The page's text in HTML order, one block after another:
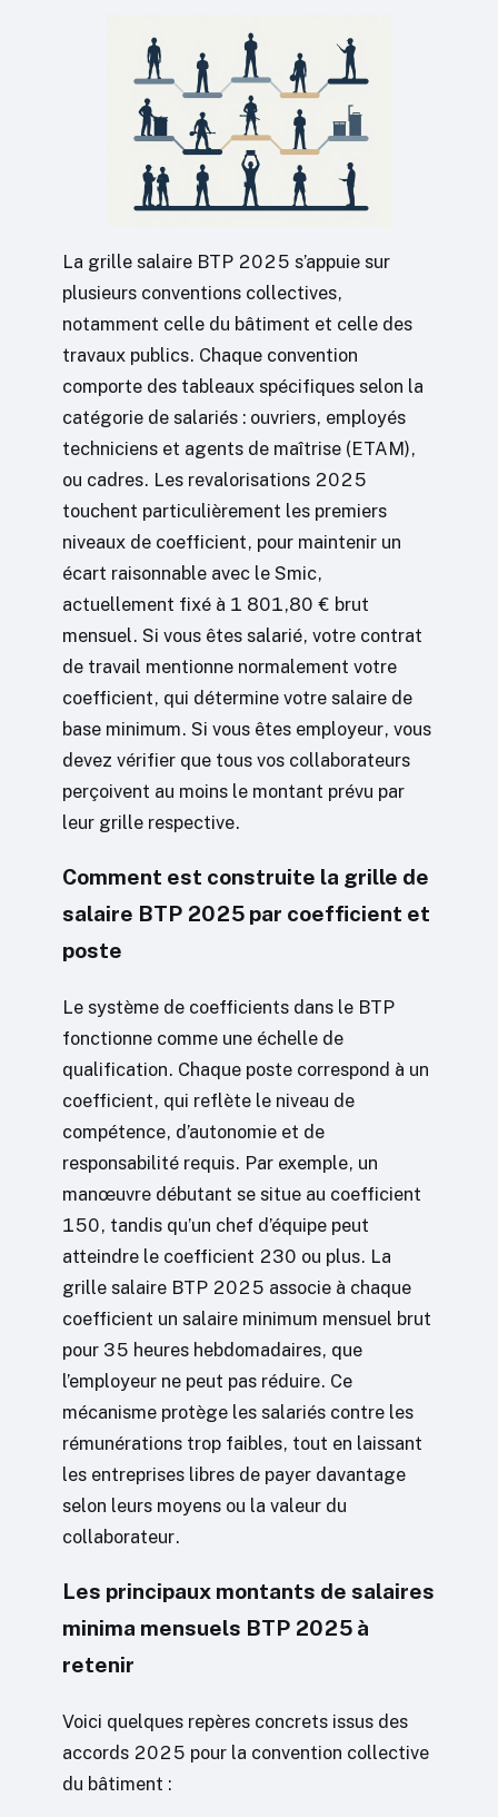
La grille salaire BTP 2025 s’appuie sur
plusieurs conventions collectives,
notamment celle du bâtiment et celle des
travaux publics. Chaque convention
comporte des tableaux spécifiques selon la
catégorie de salariés : ouvriers, employés
techniciens et agents de maîtrise (ETAM),
ou cadres. Les revalorisations 2025
touchent particulièrement les premiers
niveaux de coefficient, pour maintenir un
écart raisonnable avec le Smic,
actuellement fixé à 1 801,80 € brut
mensuel. Si vous êtes salarié, votre contrat
de travail mentionne normalement votre
coefficient, qui détermine votre salaire de
base minimum. Si vous êtes employeur, vous
devez vérifier que tous vos collaborateurs
perçoivent au moins le montant prévu par
leur grille respective.
Comment est construite la grille de
salaire BTP 2025 par coefficient et
poste
Le système de coefficients dans le BTP
fonctionne comme une échelle de
qualification. Chaque poste correspond à un
coefficient, qui reflète le niveau de
compétence, d’autonomie et de
responsabilité requis. Par exemple, un
manœuvre débutant se situe au coefficient
150, tandis qu’un chef d’équipe peut
atteindre le coefficient 230 ou plus. La
grille salaire BTP 2025 associe à chaque
coefficient un salaire minimum mensuel brut
pour 35 heures hebdomadaires, que
l’employeur ne peut pas réduire. Ce
mécanisme protège les salariés contre les
rémunérations trop faibles, tout en laissant
les entreprises libres de payer davantage
selon leurs moyens ou la valeur du
collaborateur.
Les principaux montants de salaires
minima mensuels BTP 2025 à
retenir
Voici quelques repères concrets issus des
accords 2025 pour la convention collective
du bâtiment :